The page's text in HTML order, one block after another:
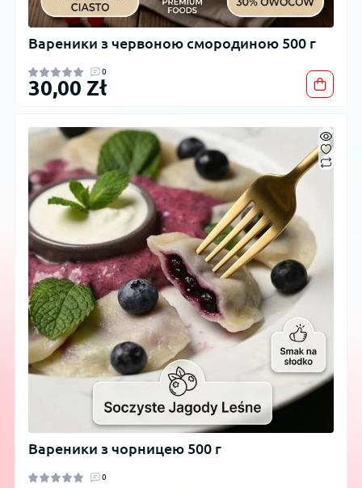
Вареники з червоною смородиною 500 г
0
30,00 Zł
Вареники з чорницею 500 г
0